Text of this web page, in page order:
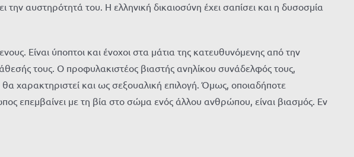
την αυστηρότητά του. Η ελληνική δικαιοσύνη έχει σαπίσει και η δυσοσμία
Είναι ύποπτοι και ένοχοι στα μάτια της κατευθυνόμενης από την
τους. Ο προφυλακιστέος βιαστής ανηλίκου συνάδελφός τους,
θα χαρακτηριστεί και ως σεξουαλική επιλογή. Όμως, οποιαδήποτε
επεμβαίνει με τη βία στο σώμα ενός άλλου ανθρώπου, είναι βιασμός. Εν